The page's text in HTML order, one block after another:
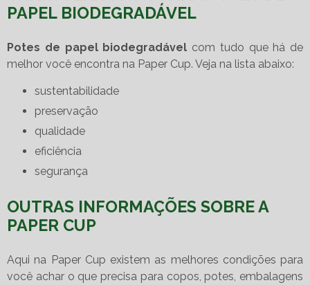
PAPEL BIODEGRADÁVEL
Potes de papel biodegradável com tudo que há de
melhor você encontra na Paper Cup. Veja na lista abaixo:
sustentabilidade
preservação
qualidade
eficiência
segurança
OUTRAS INFORMAÇÕES SOBRE A
PAPER CUP
Aqui na Paper Cup existem as melhores condições para
você achar o que precisa para copos, potes, embalagens